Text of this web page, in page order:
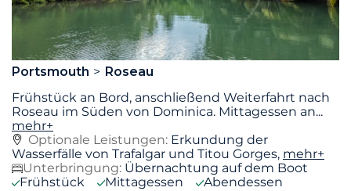
Portsmouth
Roseau
Frühstück an Bord, anschließend Weiterfahrt nach
Roseau im Süden von Dominica. Mittagessen an...
mehr+
Optionale Leistungen: Erkundung der
Wasserfälle von Trafalgar und Titou Gorges, mehr+
Unterbringung: Übernachtung auf dem Boot
Frühstück
Mittagessen Abendessen